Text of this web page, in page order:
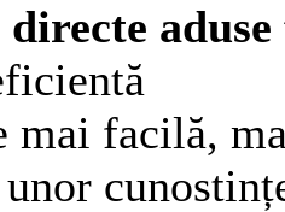
mai facilă,